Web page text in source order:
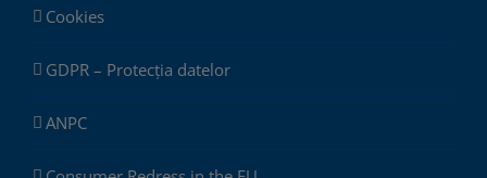
Cookies
GDPR – Protecția datelor
ANPC